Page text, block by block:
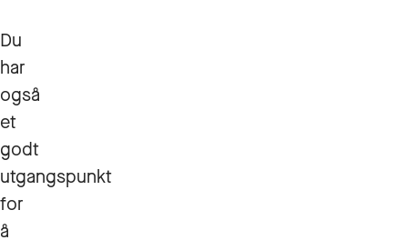
Du
har
også
et
godt
utgangspunkt
for
å